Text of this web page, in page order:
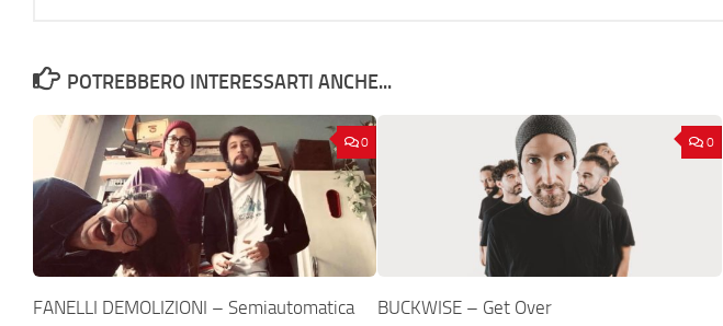
POTREBBERO INTERESSARTI ANCHE...
0
FANELLI DEMOLIZIONI – Semiautomatica
0
BUCKWISE – Get Over